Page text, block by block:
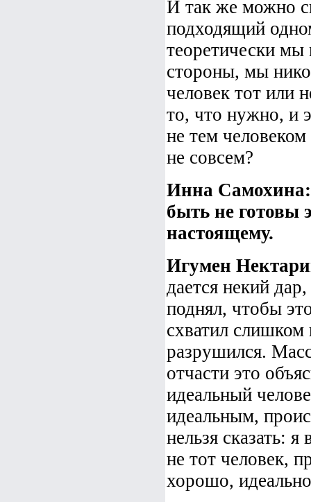
И так же можно
подходящий
теоретически мы
стороны, мы
человек тот или
то, что нужно, и
не тем
не совсем?
Инна
быть не готовы
настоящему.
Игумен
дается некий
поднял, чтобы
схватил
разрушился.
отчасти это
идеальный
идеальным,
нельзя сказать:
не тот человек,
хорошо,